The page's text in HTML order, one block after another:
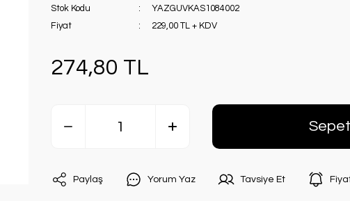
Stok Kodu
YAZGUVKAS1084002
Fiyat
229,00 TL + KDV
274,80 TL
Paylaş Yorum Yaz Tavsiye Et